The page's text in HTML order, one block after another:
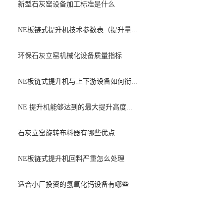
新型石灰窑设备加工标准是什么
NE板链式提升机技术参数表（提升量...
环保石灰立窑机械化设备质量指标
NE板链式提升机与上下游设备如何衔...
NE 提升机能够达到的最大提升高度...
石灰立窑旋转布料器有哪些优点
NE板链式提升机回料严重怎么处理
适合小厂投资的氢氧化钙设备有哪些